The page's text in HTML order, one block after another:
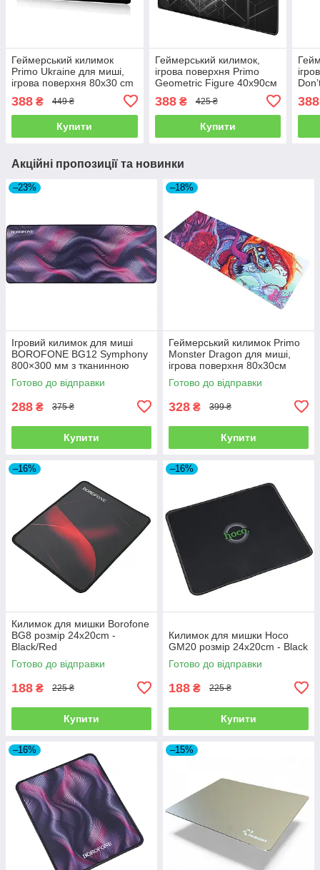
Геймерський килимок
Primo Ukraine для миші,
ігрова поверхня 80x30 cm
388 ₴ 449 ₴
Купити
Геймерський килимок,
ігрова поверхня Primo
Geometric Figure 40х90см
388₴ 425 ₴
Купити
388
Акційні пропозиції та новинки
–23%
Ігровий килимок для миші
BOROFONE BG12 Symphony
800×300 мм з тканинною
поверхнею та антиковзкою
основою
Готово до відправки
288 ₴ 375 ₴
Купити
–18%
Геймерський килимок Primo
Monster Dragon для миші,
ігрова поверхня 80х30см
Готово до відправки
328 ₴ 399 ₴
Купити
–16%
Килимок для мишки Borofone
BG8 розмір 24x20cm -
Black/Red
Готово до відправки
188 ₴ 225 ₴
Купити
–16%
Килимок для мишки Hoco
GM20 розмір 24x20cm - Black
Готово до відправки
188 ₴ 225 ₴
Купити
–16% –15%